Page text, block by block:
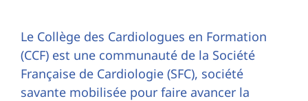
Le Collège des Cardiologues en Formation
(CCF) est une communauté de la Société
Française de Cardiologie (SFC), société
savante mobilisée pour faire avancer la